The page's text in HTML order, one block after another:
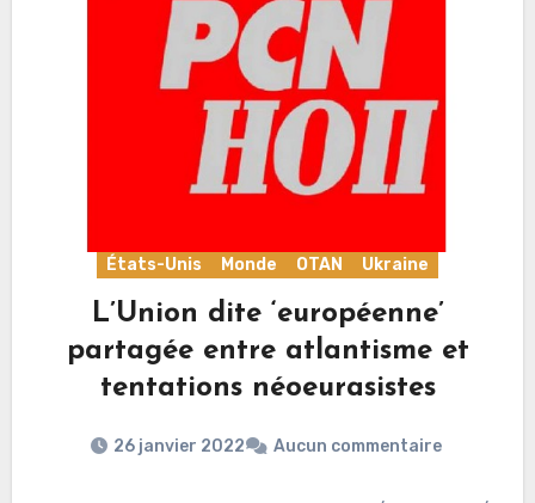
États-Unis Monde OTAN Ukraine
L’Union dite ‘européenne’
partagée entre atlantisme et
tentations néoeurasistes
26 janvier 2022 Aucun commentaire